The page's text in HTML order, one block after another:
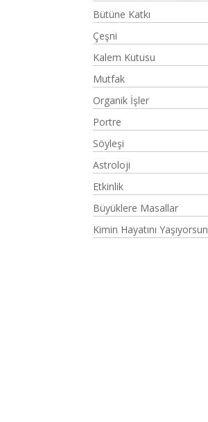
Bütüne Katkı
Çeşni
Kalem Kutusu
Mutfak
Organik İşler
Portre
Söyleşi
Astroloji
Etkinlik
Büyüklere Masallar
Kimin Hayatını Yaşıyorsun